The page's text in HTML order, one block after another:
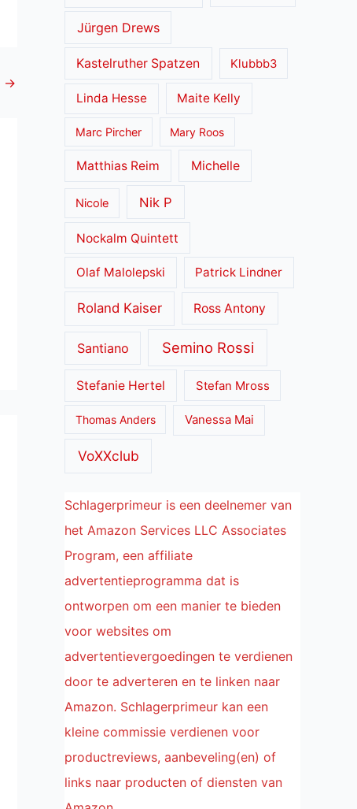
→
Jürgen Drews
Kastelruther Spatzen Klubbb3
Linda Hesse Maite Kelly
Marc Pircher Mary Roos
Matthias Reim Michelle
Nicole Nik P
Nockalm Quintett
Olaf Malolepski Patrick Lindner
Roland Kaiser Ross Antony
Santiano Semino Rossi
Stefanie Hertel Stefan Mross
Thomas Anders Vanessa Mai
VoXXclub
Schlagerprimeur is een deelnemer van
het Amazon Services LLC Associates
Program, een affiliate
advertentieprogramma dat is
ontworpen om een manier te bieden
voor websites om
advertentievergoedingen te verdienen
door te adverteren en te linken naar
Amazon. Schlagerprimeur kan een
kleine commissie verdienen voor
productreviews, aanbeveling(en) of
links naar producten of diensten van